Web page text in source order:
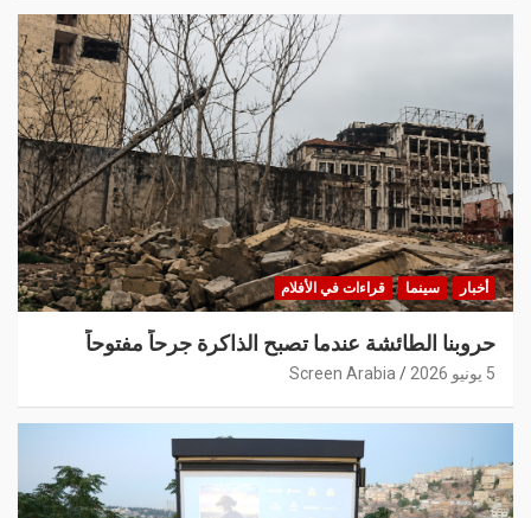
أخبار سينما قراءات في الأفلام
حروبنا الطائشة عندما تصبح الذاكرة جرحاً مفتوحاً
5 يونيو 2026 Screen Arabia